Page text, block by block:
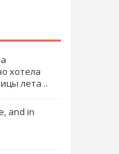
хотела
лета ..
and in